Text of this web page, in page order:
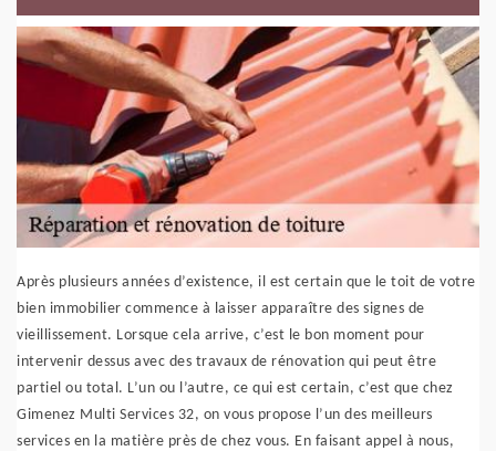
Après plusieurs années d’existence, il est certain que le toit de votre
bien immobilier commence à laisser apparaître des signes de
vieillissement. Lorsque cela arrive, c’est le bon moment pour
intervenir dessus avec des travaux de rénovation qui peut être
partiel ou total. L’un ou l’autre, ce qui est certain, c’est que chez
Gimenez Multi Services 32, on vous propose l’un des meilleurs
services en la matière près de chez vous. En faisant appel à nous,